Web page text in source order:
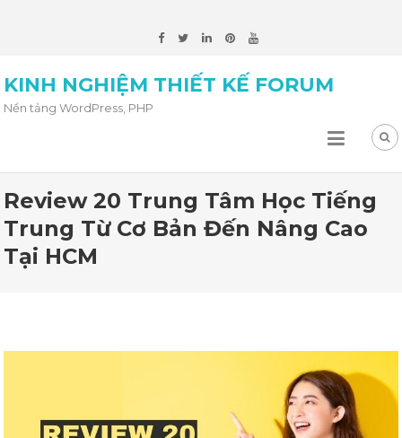
KINH NGHIỆM THIẾT KẾ FORUM
Nền tảng WordPress, PHP
Review 20 Trung Tâm Học Tiếng
Trung Từ Cơ Bản Đến Nâng Cao
Tại HCM